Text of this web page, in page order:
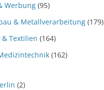
Werbung (95)
& Metallverarbeitung (179)
Textilien (164)
(162)
(2)